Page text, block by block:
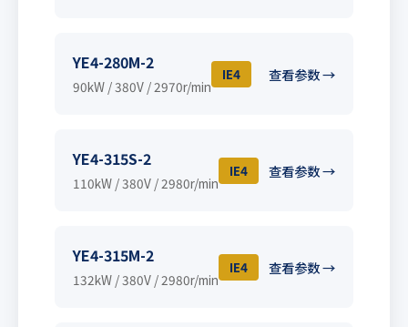
YE4-280M-2
90kW / 380V / 2970r/min
IE4 查看参数 →
YE4-315S-2
110kW / 380V / 2980r/min
IE4 查看参数 →
YE4-315M-2
132kW / 380V / 2980r/min
IE4 查看参数 →